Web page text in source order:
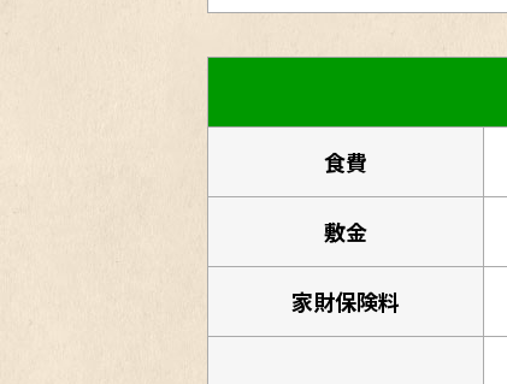
食費
敷金
家財保険料